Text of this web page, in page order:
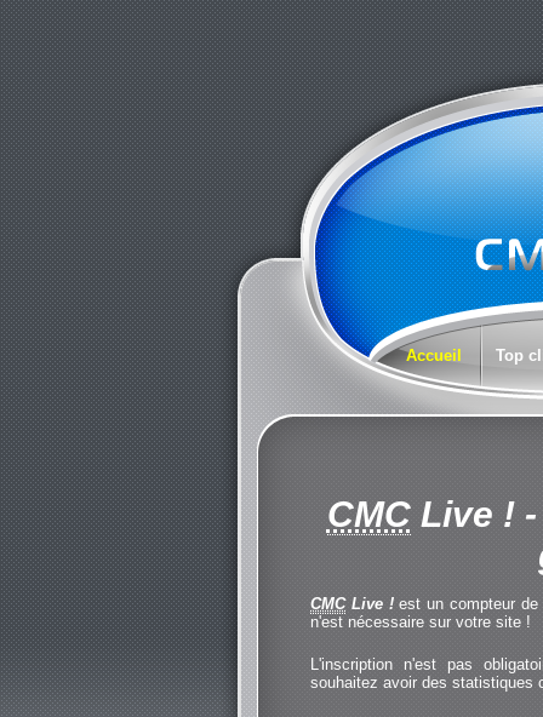
Accueil Top
CMCLive !-
CMCLive !est un compteur de
n'est nécessaire sur votre site !
L'inscription n'est pas
souhaitez avoir des statistiques